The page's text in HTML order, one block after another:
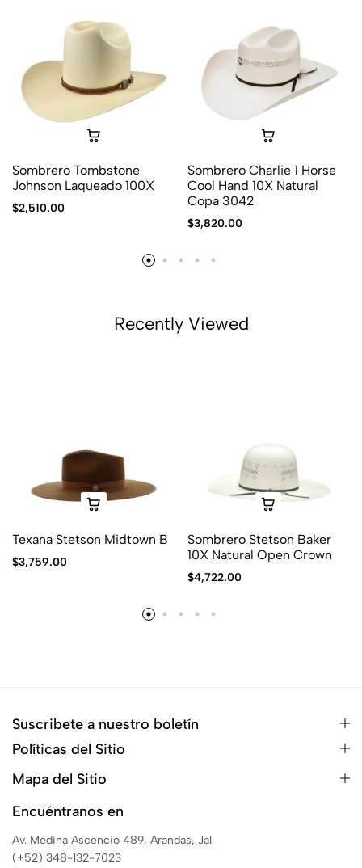
Sombrero Tombstone
Johnson Laqueado 100X
$2,510.00
Sombrero Charlie 1 Horse
Cool Hand 10X Natural
Copa 3042
$3,820.00
Recently Viewed
Texana Stetson Midtown B
$3,759.00
Sombrero Stetson Baker
10X Natural Open Crown
$4,722.00
Suscribete a nuestro boletín
Políticas del Sitio
Mapa del Sitio
Encuéntranos en
Av. Medina Ascencio 489, Arandas, Jal.
(+52) 348-132-7023